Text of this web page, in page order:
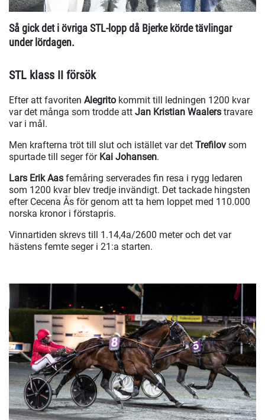
Så gick det i övriga STL-lopp då Bjerke körde tävlingar
under lördagen.
STL klass II försök
Efter att favoriten Alegrito kommit till ledningen 1200 kvar
var det många som trodde att Jan Kristian Waalers travare
var i mål.
Men krafterna tröt till slut och istället var det Trefilov som
spurtade till seger för Kai Johansen.
Lars Erik Aas femåring serverades fin resa i rygg ledaren
som 1200 kvar blev tredje invändigt. Det tackade hingsten
efter Cecena Ås för genom att ta hem loppet med 110.000
norska kronor i förstapris.
Vinnartiden skrevs till 1.14,4a/2600 meter och det var
hästens femte seger i 21:a starten.